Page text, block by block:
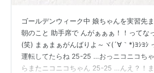
ゴールデンウィーク中 娘ちゃんを実習先
朝のこと 助手席で んがぁぁぁ！！ってな
(笑) まぁまぁがんばりよ～ヾ(´∀｀*)ﾖｼﾖｼ
運転してたらね 25-25 …おっニコニコち
らまたニコニコちゃん 25-25 …んえ？！